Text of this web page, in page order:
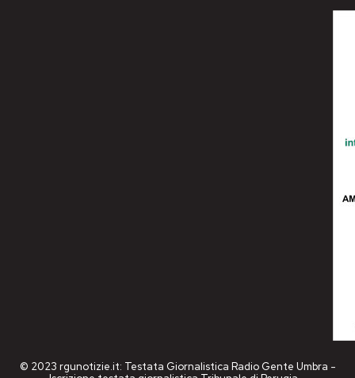
© 2023 rgunotizie.it: Testata Giornalistica Radio Gente Umbra -